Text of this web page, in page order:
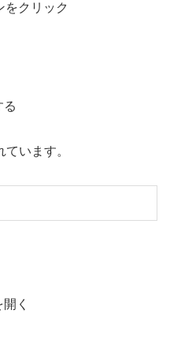
をクリック
る
います。
く